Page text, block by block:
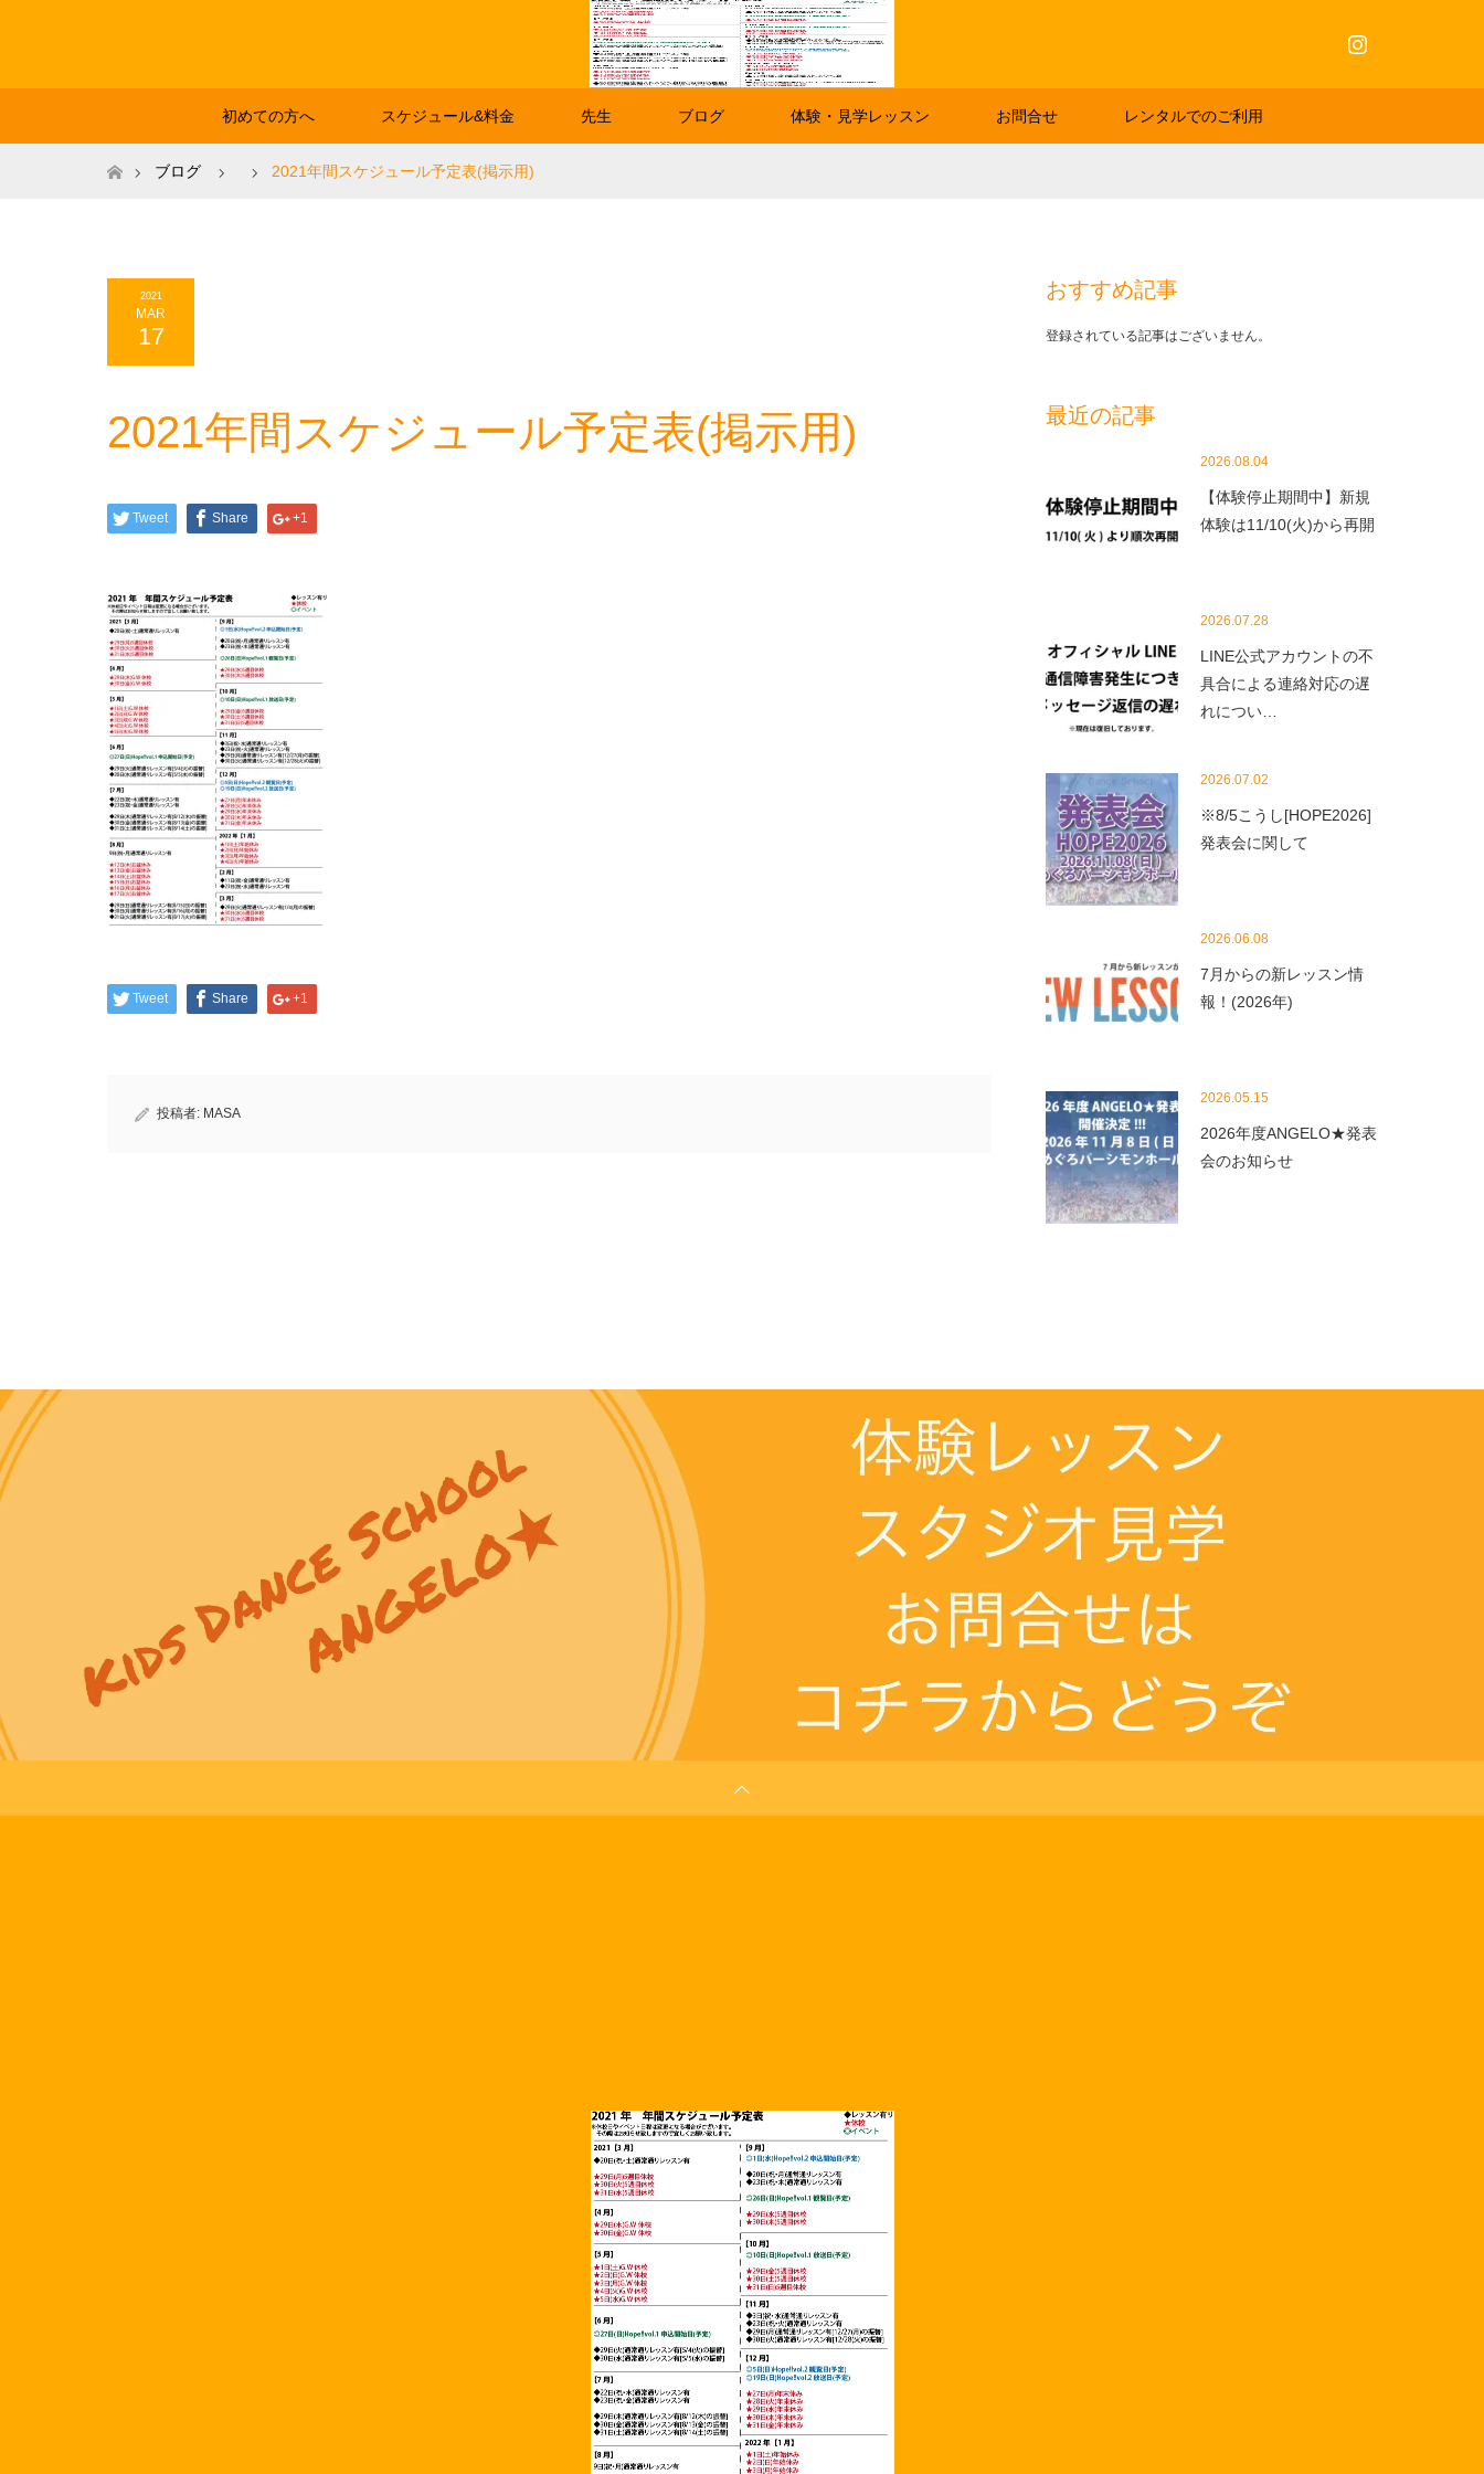
初めての方へ スケジュール&料金 先生 ブログ 体験・見学レッスン お問合せ レンタルでのご利用
ホームブログ 2021年間スケジュール予定表(掲示用)
2021
MAR
17
2021年間スケジュール予定表(掲示用)
Tweet Share +1
Tweet Share +1
投稿者: MASA
おすすめ記事
登録されている記事はございません。
最近の記事
2026.08.04
【体験停止期間中】新規
体験は11/10(火)から再開
2026.07.28
LINE公式アカウントの不
具合による連絡対応の遅
れについ…
2026.07.02
※8/5こうし[HOPE2026]
発表会に関して
2026.06.08
7月からの新レッスン情
報！(2026年)
2026.05.15
2026年度ANGELO★発表
会のお知らせ